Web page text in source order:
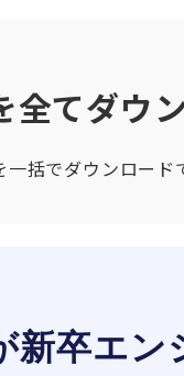
全てダウ
括でダウンロード
新卒エン